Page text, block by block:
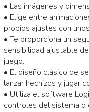
• Las imágenes y
• Elige entre
propios ajustes con
• Te proporciona un
sensibilidad ajustable
juego.
• El diseño clásico de
lanzar hechizos y jugar
• Utiliza el software
controles del sistema o